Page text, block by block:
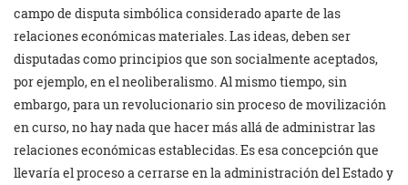
campo de disputa simbólica considerado aparte de las
relaciones económicas materiales. Las ideas, deben ser
disputadas como principios que son socialmente aceptados,
por ejemplo, en el neoliberalismo. Al mismo tiempo, sin
embargo, para un revolucionario sin proceso de movilización
en curso, no hay nada que hacer más allá de administrar las
relaciones económicas establecidas. Es esa concepción que
llevaría el proceso a cerrarse en la administración del Estado y